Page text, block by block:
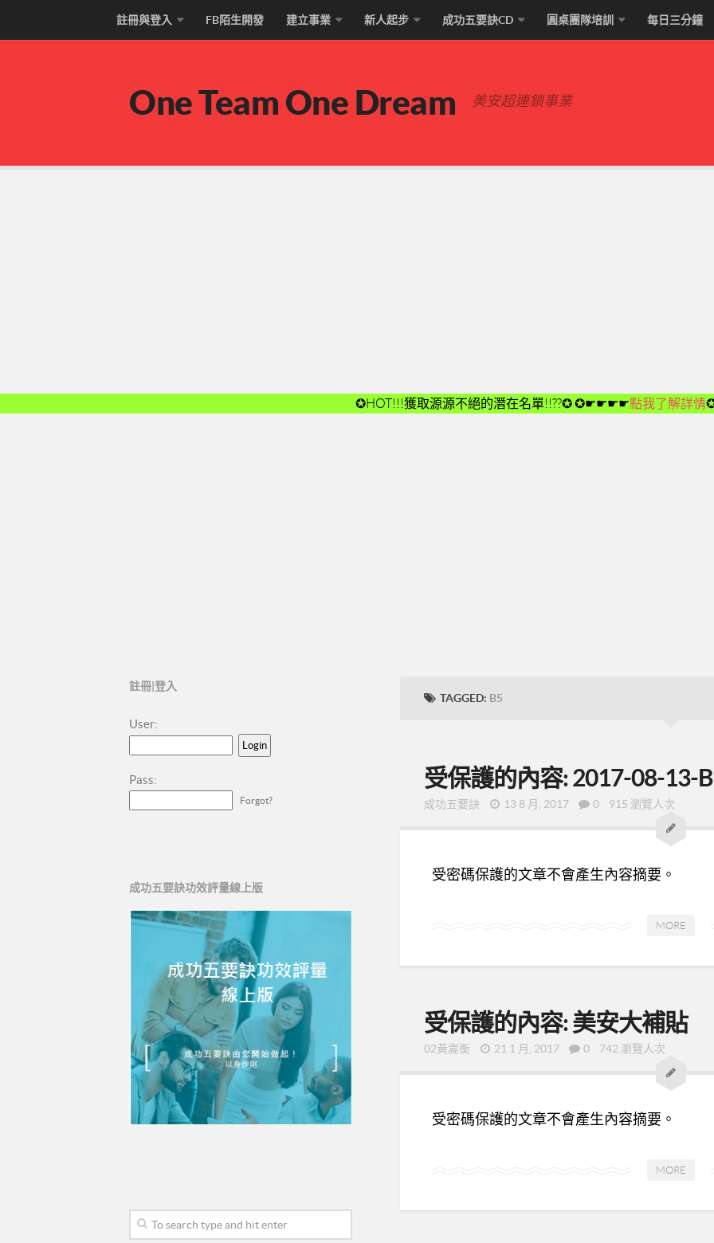
註冊與登入 FB陌生開發 建立事業 新人起步 成功五要訣CD 圓桌團隊培訓 每日三分鐘
One Team One Dream 美安超連鎖事業
✪HOT!!!獲取源源不絕的潛在名單!!??✪✪☛☛☛☛點我了解詳情
TAGGED: B5
受保護的內容: 2017-08-13-
成功五要訣 13 8 月, 2017 0 915 瀏覽人次
受密碼保護的文章不會產生內容摘要。
MORE
受保護的內容: 美安大補貼
02黃嵩衡 21 1 月, 2017 0 742 瀏覽人次
受密碼保護的文章不會產生內容摘要。
MORE
註冊|登入
User:
Pass:
Forgot?
成功五要訣功效評量線上版